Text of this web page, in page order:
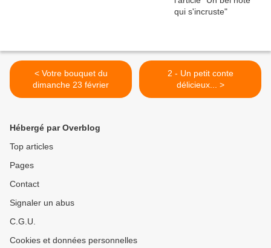
< Votre bouquet du
dimanche 23 février
2 - Un petit conte
délicieux... >
Hébergé par Overblog
Top articles
Pages
Contact
Signaler un abus
C.G.U.
Cookies et données personnelles